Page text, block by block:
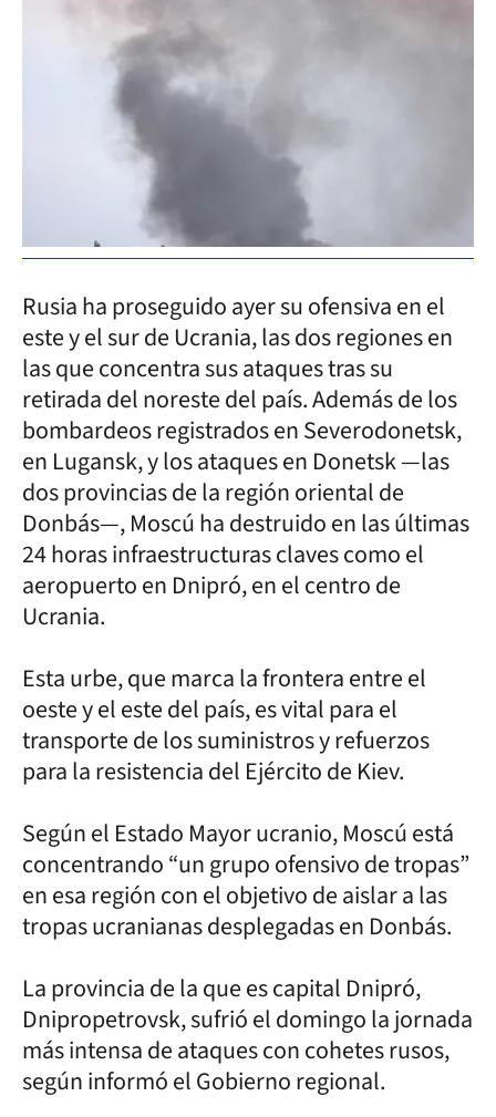
Rusia ha proseguido ayer su ofensiva en el
este y el sur de Ucrania, las dos regiones en
las que concentra sus ataques tras su
retirada del noreste del país. Además de los
bombardeos registrados en Severodonetsk,
en Lugansk, y los ataques en Donetsk —las
dos provincias de la región oriental de
Donbás—, Moscú ha destruido en las últimas
24 horas infraestructuras claves como el
aeropuerto en Dnipró, en el centro de
Ucrania.
Esta urbe, que marca la frontera entre el
oeste y el este del país, es vital para el
transporte de los suministros y refuerzos
para la resistencia del Ejército de Kiev.
Según el Estado Mayor ucranio, Moscú está
concentrando “un grupo ofensivo de tropas”
en esa región con el objetivo de aislar a las
tropas ucranianas desplegadas en Donbás.
La provincia de la que es capital Dnipró,
Dnipropetrovsk, sufrió el domingo la jornada
más intensa de ataques con cohetes rusos,
según informó el Gobierno regional.